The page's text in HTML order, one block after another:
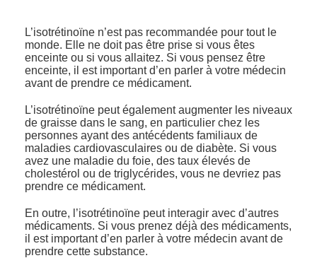
L’isotrétinoïne n’est pas recommandée pour tout le
monde. Elle ne doit pas être prise si vous êtes
enceinte ou si vous allaitez. Si vous pensez être
enceinte, il est important d’en parler à votre médecin
avant de prendre ce médicament.
L’isotrétinoïne peut également augmenter les niveaux
de graisse dans le sang, en particulier chez les
personnes ayant des antécédents familiaux de
maladies cardiovasculaires ou de diabète. Si vous
avez une maladie du foie, des taux élevés de
cholestérol ou de triglycérides, vous ne devriez pas
prendre ce médicament.
En outre, l’isotrétinoïne peut interagir avec d’autres
médicaments. Si vous prenez déjà des médicaments,
il est important d’en parler à votre médecin avant de
prendre cette substance.